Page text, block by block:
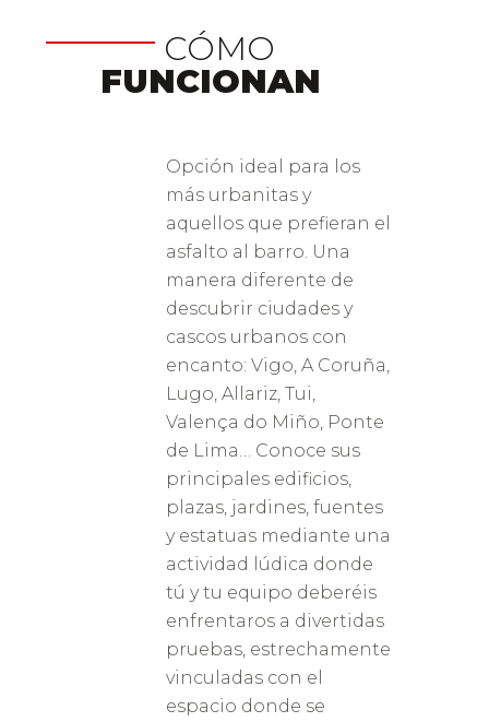
CÓMO
FUNCIONAN
Opción ideal para los
más urbanitas y
aquellos que prefieran el
asfalto al barro. Una
manera diferente de
descubrir ciudades y
cascos urbanos con
encanto: Vigo, A Coruña,
Lugo, Allariz, Tui,
Valença do Miño, Ponte
de Lima… Conoce sus
principales edificios,
plazas, jardines, fuentes
y estatuas mediante una
actividad lúdica donde
tú y tu equipo deberéis
enfrentaros a divertidas
pruebas, estrechamente
vinculadas con el
espacio donde se